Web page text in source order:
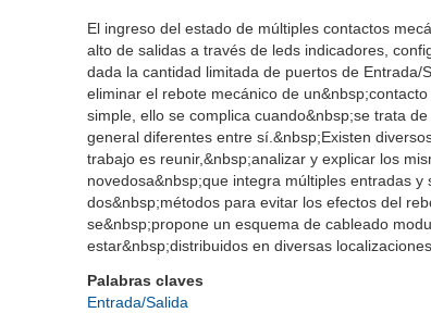
El ingreso del estado de múltiples contactos
alto de salidas a través de leds indicadores,
dada la cantidad limitada de puertos de
eliminar el rebote mecánico de
simple, ello se complica cuando&nbsp;se trata
general diferentes entre sí.&nbsp;Existen
trabajo es reunir,&nbsp;analizar y explicar los
novedosa&nbsp;que integra múltiples entradas
dos&nbsp;métodos para evitar los efectos del
se&nbsp;propone un esquema de cableado
estar&nbsp;distribuidos en diversas
Palabras claves
Entrada/Salida